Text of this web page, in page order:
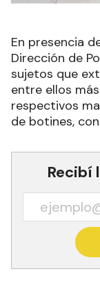
En presencia
Dirección de
sujetos que
entre ellos
respectivos
de botines,
Recibí